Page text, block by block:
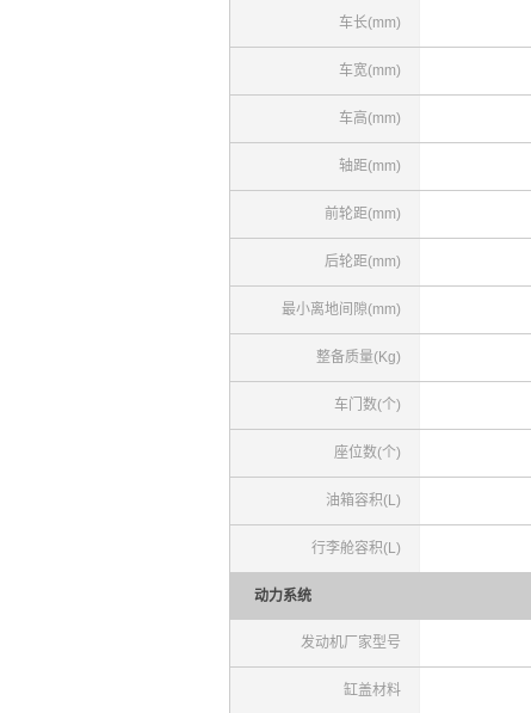
车长(mm)
车宽(mm)
车高(mm)
轴距(mm)
前轮距(mm)
后轮距(mm)
最小离地间隙(mm)
整备质量(Kg)
车门数(个)
座位数(个)
油箱容积(L)
行李舱容积(L)
动力系统
发动机厂家型号
缸盖材料